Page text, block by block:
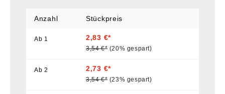
Anzahl Stückpreis
Ab 1 2,83 €*
3,54 €* (20% gespart)
Ab 2 2,73 €*
3,54 €* (23% gespart)